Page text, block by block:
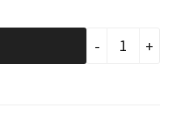
-
כמות
מיטה
+